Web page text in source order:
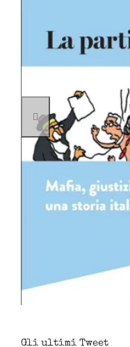
Gli ultimi Tweet